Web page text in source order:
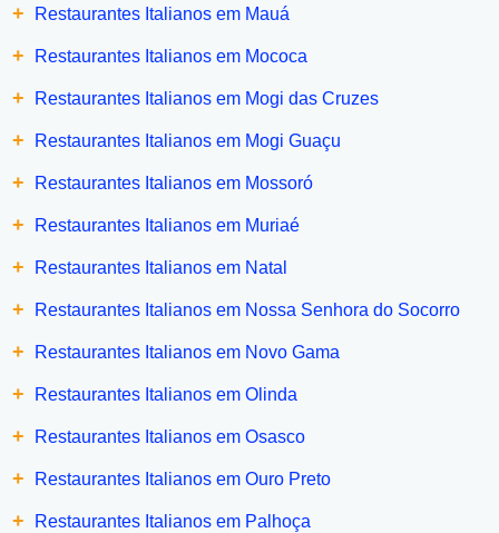
+ Restaurantes Italianos em Mauá
+ Restaurantes Italianos em Mococa
+ Restaurantes Italianos em Mogi das Cruzes
+ Restaurantes Italianos em Mogi Guaçu
+ Restaurantes Italianos em Mossoró
+ Restaurantes Italianos em Muriaé
+ Restaurantes Italianos em Natal
+ Restaurantes Italianos em Nossa Senhora do Socorro
+ Restaurantes Italianos em Novo Gama
+ Restaurantes Italianos em Olinda
+ Restaurantes Italianos em Osasco
+ Restaurantes Italianos em Ouro Preto
+ Restaurantes Italianos em Palhoça